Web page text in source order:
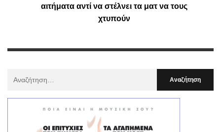
αιτήματα αντί να στέλνει τα ματ να τους
χτυπούν
: